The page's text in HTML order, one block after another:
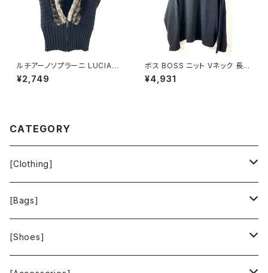
ルチアーノソプラーニ LUCIAN
O SOPRANI ニット ベスト フロ
ントジップ ファー襟付き ブラッ
¥2,749
ボス BOSS ニット Vネック 長袖
無地 黒 900701
¥4,931
CATEGORY
[Clothing]
Krochet Kids International
[Bags]
BAGGU
[Shoes]